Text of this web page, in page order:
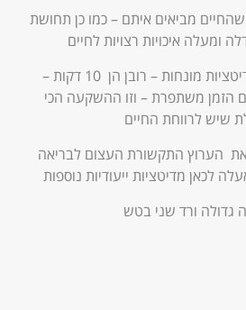
מביאים איתם – כמו כן תחושת
ומעלה איכויות רצויות לחיים
מצרפת כאן מבחר מדיטציות מונחות – רובן הן 10 דקות –
הזמן משתפרת – וזו ההשקעה הכי
שיש לרווחת החיים
הערוץ התקשורת העצום לבריאה
לכאן מדיטציות ייעודיות נוספות
גדולה ורד שני בטש